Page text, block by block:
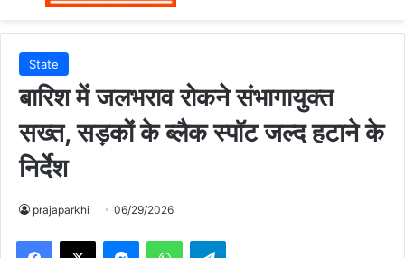
State
बारिश में जलभराव रोकने संभागायुक्त
सख्त, सड़कों के ब्लैक स्पॉट जल्द हटाने के
निर्देश
prajaparkhi 06/29/2026
MessengerWhatsAppTelegram